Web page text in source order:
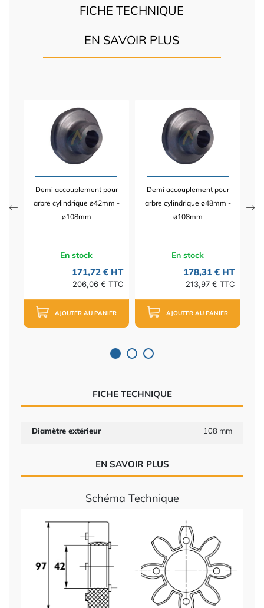
FICHE TECHNIQUE
EN SAVOIR PLUS
Demi accouplement pour
arbre cylindrique ø42mm -
ø108mm
En stock
171,72 € HT
206,06 € TTC
AJOUTER AU PANIER
Demi accouplement pour
arbre cylindrique ø48mm -
ø108mm
En stock
178,31 € HT
213,97 € TTC
AJOUTER AU PANIER
FICHE TECHNIQUE
Diamètre extérieur 108 mm
EN SAVOIR PLUS
Schéma Technique